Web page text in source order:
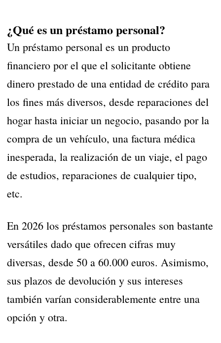
¿Qué es un préstamo personal?
Un préstamo personal es un producto
financiero por el que el solicitante obtiene
dinero prestado de una entidad de crédito para
los fines más diversos, desde reparaciones del
hogar hasta iniciar un negocio, pasando por la
compra de un vehículo, una factura médica
inesperada, la realización de un viaje, el pago
de estudios, reparaciones de cualquier tipo,
etc.
En 2026 los préstamos personales son bastante
versátiles dado que ofrecen cifras muy
diversas, desde 50 a 60.000 euros. Asimismo,
sus plazos de devolución y sus intereses
también varían considerablemente entre una
opción y otra.